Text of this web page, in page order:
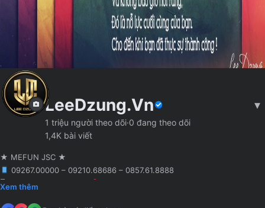
LeeDzung.Vn ▾
1 triệu người theo dõi·0 đang theo dõi
1,4K bài viết
★ MEFUN JSC ★
09267.00000 – 09210.68686 – 0857.61.8888
🖥 Agency truyền thông
Xem thêm